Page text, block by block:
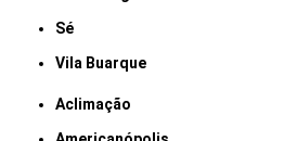
Sé
Vila Buarque
Aclimação